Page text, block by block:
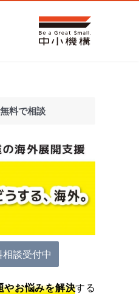
料で相談
相談受付中
やお悩みを解決する